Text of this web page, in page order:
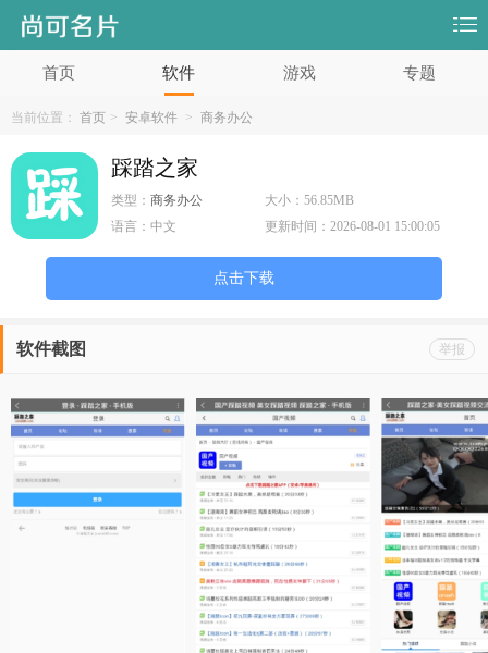
首页 软件 游戏 专题
当前位置： 首页 > 安卓软件 > 商务办公
踩踏之家
类型： 商务办公 大小：56.85MB
语言： 中文 更新时间：2026-08-01 15:00:05
点击下载
举报
软件截图